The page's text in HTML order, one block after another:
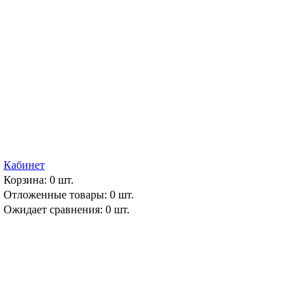
Кабинет
Корзина: 0 шт.
Отложенные товары: 0 шт.
Ожидает сравнения: 0 шт.